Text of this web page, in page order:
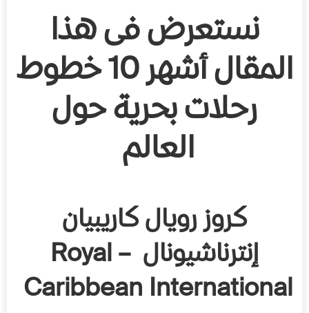
نستعرض فى هذا
المقال أشهر 10 خطوط
رحلات بحرية حول
العالم
كروز رويال كاريبيان
إنترناشيونال – Royal
Caribbean International